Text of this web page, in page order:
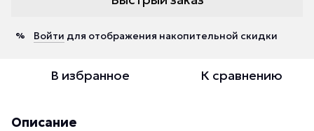
% Войти для отображения накопительной скидки
В избранное К сравнению
Описание